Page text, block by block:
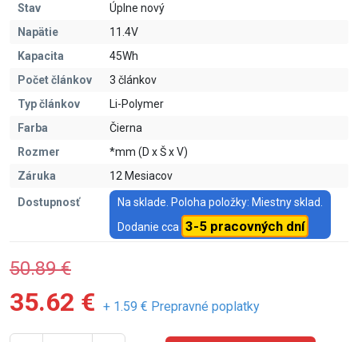
Stav
Úplne nový
Napätie
11.4V
Kapacita
45Wh
Počet článkov
3 článkov
Typ článkov
Li-Polymer
Farba
Čierna
Rozmer
*mm (D x Š x V)
Záruka
12 Mesiacov
Dostupnosť
Na sklade. Poloha položky: Miestny sklad.
Dodanie cca 3-5 pracovných dní
50.89 €
35.62 € + 1.59 € Prepravné poplatky